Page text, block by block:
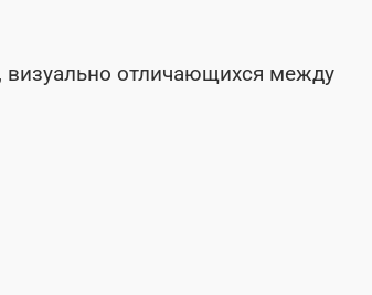
визуально отличающихся между